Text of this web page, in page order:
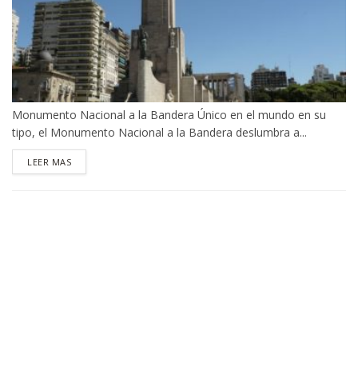
Monumento Nacional a la Bandera Único en el mundo en su
tipo, el Monumento Nacional a la Bandera deslumbra a...
LEER MASDETAILS